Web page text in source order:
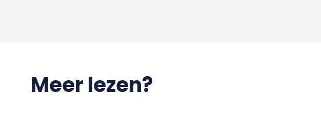
Meer lezen?